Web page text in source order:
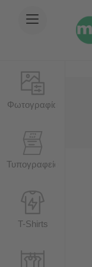
Φωτογραφία
Τυπογραφείο
T-Shirts